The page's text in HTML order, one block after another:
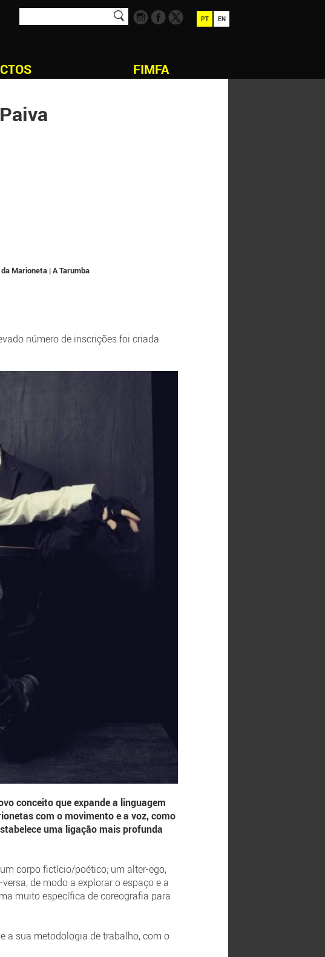
FIMFA
PT EN
Marioneta | A Tarumba
número de inscrições foi criada
conceito que expande a linguagem
com o movimento e a voz, como
uma ligação mais profunda
corpo fictício/poético; um alter-ego,
de modo a explorar o espaço e a
muito específica de coreografia para
a sua metodologia de trabalho, com o